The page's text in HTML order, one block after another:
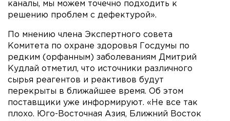
каналы, мы можем точечно подходить к
решению проблем с дефектурой».
По мнению члена Экспертного совета
Комитета по охране здоровья Госдумы по
редким (орфанным) заболеваниям Дмитрий
Кудлай отметил, что источники различного
сырья реагентов и реактивов будут
перекрыты в ближайшее время. Об этом
поставщики уже информируют. «Не все так
плохо. Юго-Восточная Азия, Ближний Восток